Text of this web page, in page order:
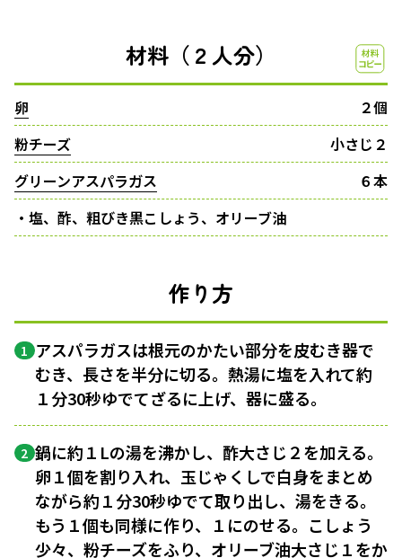
材料（２人分）
卵
２個
粉チーズ
小さじ２
グリーンアスパラガス
６本
・塩、酢、粗びき黒こしょう、オリーブ油
作り方
1 アスパラガスは根元のかたい部分を皮むき器で
むき、長さを半分に切る。熱湯に塩を入れて約
１分30秒ゆでてざるに上げ、器に盛る。
2 鍋に約１Lの湯を沸かし、酢大さじ２を加える。
卵１個を割り入れ、玉じゃくしで白身をまとめ
ながら約１分30秒ゆでて取り出し、湯をきる。
もう１個も同様に作り、１にのせる。こしょう
少々、粉チーズをふり、オリーブ油大さじ１をか